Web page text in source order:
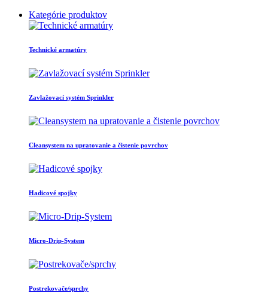
Kategórie produktov
Technické armatúry
Zavlažovací systém Sprinkler
Cleansystem na upratovanie a čistenie povrchov
Hadicové spojky
Micro-Drip-System
Postrekovače/sprchy